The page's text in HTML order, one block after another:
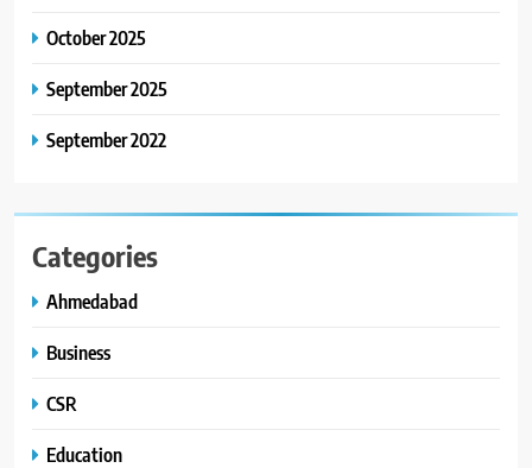
October 2025
September 2025
September 2022
Categories
Ahmedabad
Business
CSR
Education